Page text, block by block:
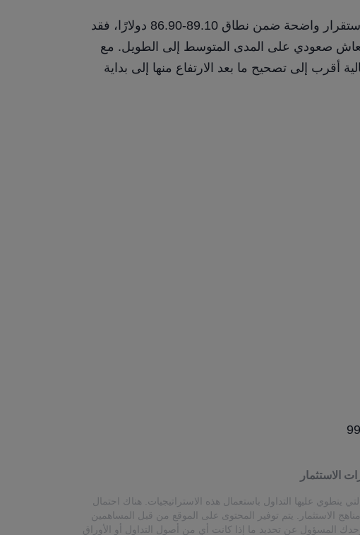
الاستثمار
ينطوي عليها التداول باستعمال هذه الاستراتيجيات. هناك احتمال
الاستثمار. يتم توفير المحتوى على الموقع من قبل المساهمين
المسؤول عن تحديد ما إذا كانت أي من أصول التداول أو الأوراق